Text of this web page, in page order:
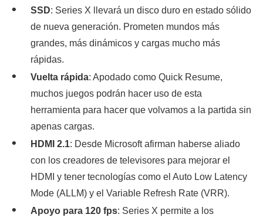
SSD: Series X llevará un disco duro en estado sólido
de nueva generación. Prometen mundos más
grandes, más dinámicos y cargas mucho más
rápidas.
Vuelta rápida: Apodado como Quick Resume,
muchos juegos podrán hacer uso de esta
herramienta para hacer que volvamos a la partida sin
apenas cargas.
HDMI 2.1: Desde Microsoft afirman haberse aliado
con los creadores de televisores para mejorar el
HDMI y tener tecnologías como el Auto Low Latency
Mode (ALLM) y el Variable Refresh Rate (VRR).
Apoyo para 120 fps: Series X permite a los